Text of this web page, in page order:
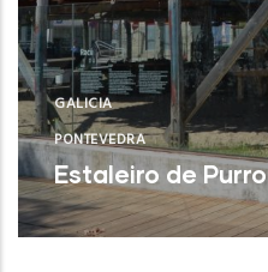
GALICIA
PONTEVEDRA
Estaleiro de Purro
Bueu (Pontevedra)